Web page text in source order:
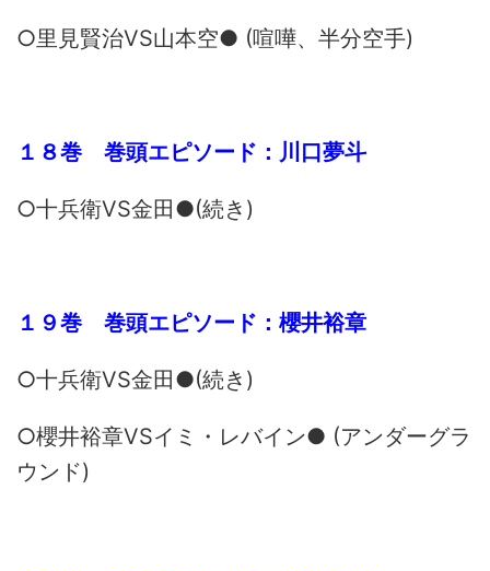
○里見賢治VS山本空● (喧嘩、半分空手)
１８巻 巻頭エピソード：川口夢斗
○十兵衛VS金田●(続き)
１９巻 巻頭エピソード：櫻井裕章
○十兵衛VS金田●(続き)
○櫻井裕章VSイミ・レバイン● (アンダーグラ
ウンド)